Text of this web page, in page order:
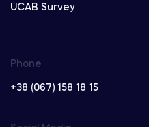
UCAB Survey
Phone
+38 (067) 158 18 15